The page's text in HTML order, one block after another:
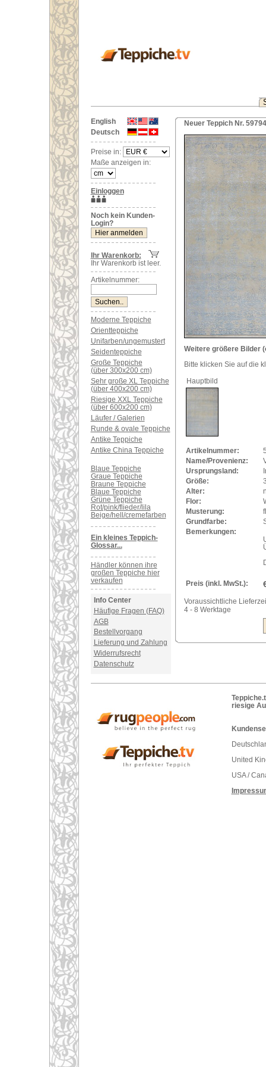
English
Deutsch
Preise in:
Maße anzeigen in:
Einloggen
Noch kein Kunden-
Login?
Ihr Warenkorb:
Ihr Warenkorb ist leer.
Artikelnummer:
Moderne Teppiche
Orientteppiche
Unifarben/ungemustert
Seidenteppiche
Große Teppiche
(über 300x200 cm)
Sehr große XL Teppiche
(über 400x200 cm)
Riesige XXL Teppiche
(über 600x200 cm)
Läufer / Galerien
Runde & ovale Teppiche
Antike Teppiche
Antike China Teppiche
Blaue Teppiche
Graue Teppiche
Braune Teppiche
Blaue Teppiche
Grüne Teppiche
Rot/pink/flieder/lila
Beige/hell/cremefarben
Ein kleines Teppich-
Glossar...
Händler können ihre
großen Teppiche hier
verkaufen
Info Center
Häufige Fragen (FAQ)
AGB
Bestellvorgang
Lieferung und Zahlung
Widerrufsrecht
Datenschutz
Neuer Teppich Nr.
Weitere größere Bilder
Bitte klicken Sie auf die
Hauptbild
Artikelnummer:
Name/Provenienz:
Ursprungsland:
Größe:
Alter:
Flor:
Musterung:
Grundfarbe:
Bemerkungen:
Preis (inkl. MwSt.):
Voraussichtliche
4 - 8 Werktage
riesige
United
USA /